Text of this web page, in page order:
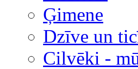
Ģimene
Dzīve un
Cilvēki -